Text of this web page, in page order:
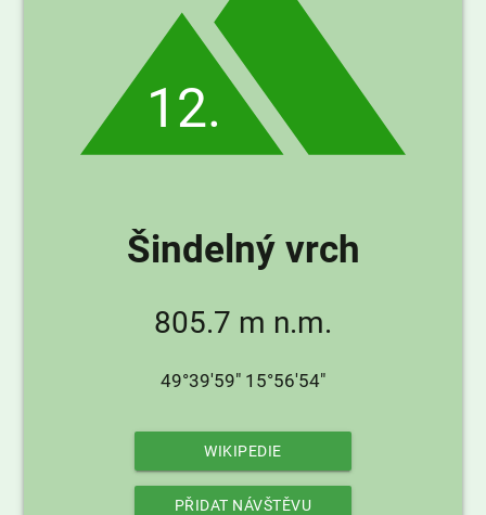
12.
Šindelný vrch
805.7 m n.m.
49°39'59" 15°56'54"
WIKIPEDIE
PŘIDAT NÁVŠTĚVU